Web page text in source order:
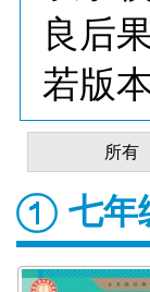
良后
若版
所有
七年